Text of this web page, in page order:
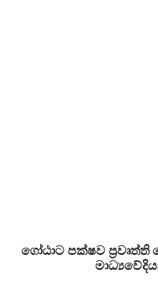
ගෝඨාට පක්ෂව ප‍්‍රවෘත්ති